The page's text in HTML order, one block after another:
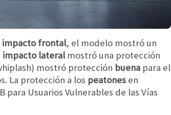
impacto frontal, el modelo mostró un
impacto lateralmostró una protección
mostró protección buena para el
La protección a los peatones en
Usuarios Vulnerables de las Vías